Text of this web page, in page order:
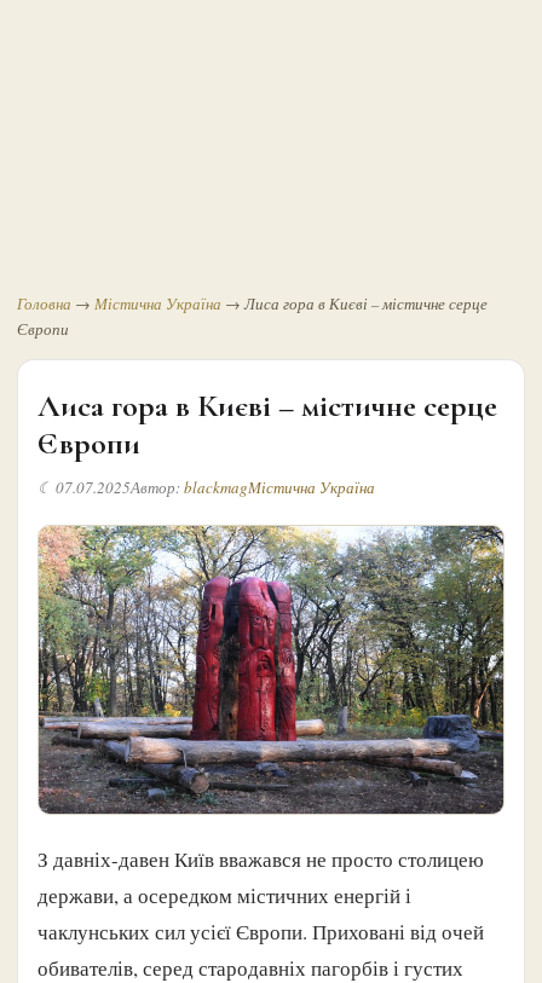
Головна → Містична Україна →Лиса гора в Києві – містичне серце
Європи
Лиса гора в Києві – містичне серце
Європи
☾ 07.07.2025Автор:blackmagМістична Україна
З давніх-давен Київ вважався не просто столицею
держави, а осередком містичних енергій і
чаклунських сил усієї Європи. Приховані від очей
обивателів, серед стародавніх пагорбів і густих